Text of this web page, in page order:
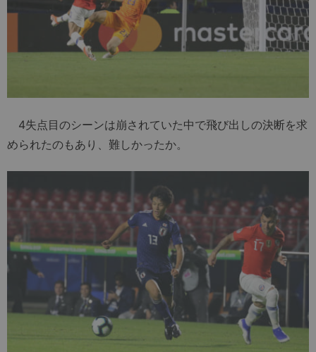
4失点目のシーンは崩されていた中で飛び出しの決断を求
められたのもあり、難しかったか。